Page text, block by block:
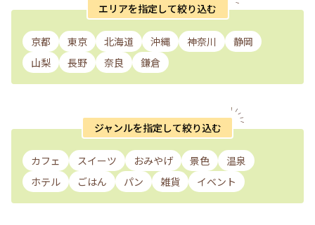
エリアを指定して絞り込む
京都 東京 北海道 沖縄 神奈川
静岡
山梨
長野 奈良 鎌倉
ジャンルを指定して絞り込む
カフェ スイーツ おみやげ 景色
温泉
ホテル
ごはん パン 雑貨 イベント